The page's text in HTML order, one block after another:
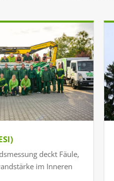
deckt Fäule,
im Inneren